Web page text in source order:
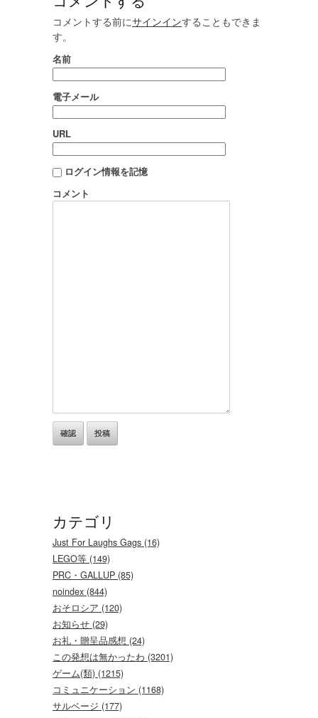
コメントする前にサインインすることもできま
す。
名前
電子メール
URL
ログイン情報を記憶
コメント
カテゴリ
Just For Laughs Gags (16)
LEGO等 (149)
PRC・GALLUP (85)
noindex (844)
おそロシア (120)
お知らせ (29)
お礼・贈呈品感想 (24)
この発想は無かったわ (3201)
ゲーム(類) (1215)
コミュニケーション (1168)
サルベージ (177)